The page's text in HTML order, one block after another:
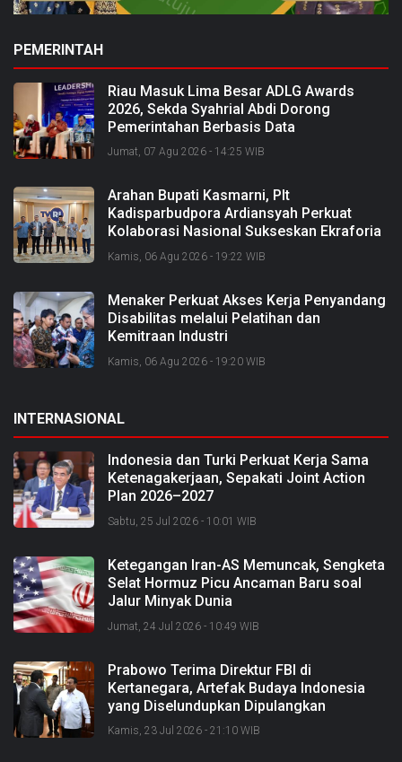
PEMERINTAH
Riau Masuk Lima Besar ADLG Awards
2026, Sekda Syahrial Abdi Dorong
Pemerintahan Berbasis Data
Jumat, 07 Agu 2026 - 14:25 WIB
Arahan Bupati Kasmarni, Plt
Kadisparbudpora Ardiansyah Perkuat
Kolaborasi Nasional Sukseskan Ekraforia
2026 dan Bangun Bengkalis sebagai
Kabupaten Kreatif
Kamis, 06 Agu 2026 - 19:22 WIB
Menaker Perkuat Akses Kerja Penyandang
Disabilitas melalui Pelatihan dan
Kemitraan Industri
Kamis, 06 Agu 2026 - 19:20 WIB
INTERNASIONAL
Indonesia dan Turki Perkuat Kerja Sama
Ketenagakerjaan, Sepakati Joint Action
Plan 2026–2027
Sabtu, 25 Jul 2026 - 10:01 WIB
Ketegangan Iran-AS Memuncak, Sengketa
Selat Hormuz Picu Ancaman Baru soal
Jalur Minyak Dunia
Jumat, 24 Jul 2026 - 10:49 WIB
Prabowo Terima Direktur FBI di
Kertanegara, Artefak Budaya Indonesia
yang Diselundupkan Dipulangkan
Kamis, 23 Jul 2026 - 21:10 WIB